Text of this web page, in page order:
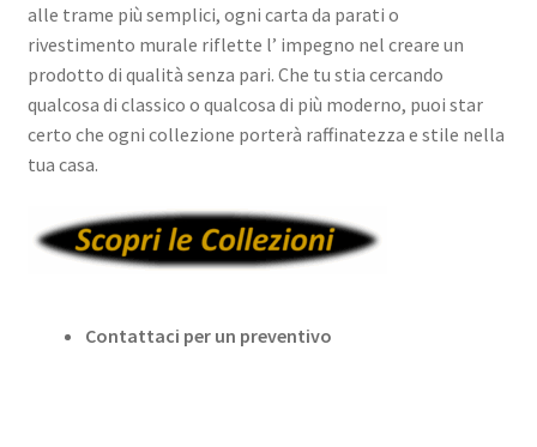
alle trame più semplici, ogni carta da parati o
rivestimento murale riflette l’ impegno nel creare un
prodotto di qualità senza pari. Che tu stia cercando
qualcosa di classico o qualcosa di più moderno, puoi star
certo che ogni collezione porterà raffinatezza e stile nella
tua casa.
Contattaci per un preventivo